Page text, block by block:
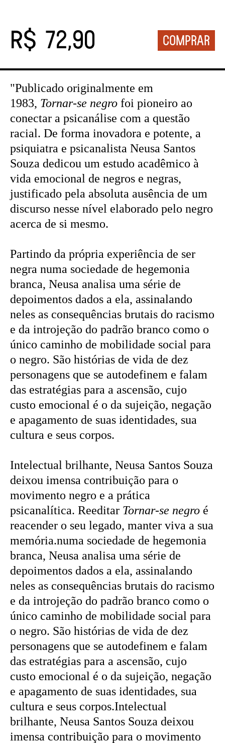
R$ 72,90
"Publicado originalmente em
1983, Tornar-se negro foi pioneiro ao
conectar a psicanálise com a questão
racial. De forma inovadora e potente, a
psiquiatra e psicanalista Neusa Santos
Souza dedicou um estudo acadêmico à
vida emocional de negros e negras,
justificado pela absoluta ausência de um
discurso nesse nível elaborado pelo negro
acerca de si mesmo.
Partindo da própria experiência de ser
negra numa sociedade de hegemonia
branca, Neusa analisa uma série de
depoimentos dados a ela, assinalando
neles as consequências brutais do racismo
e da introjeção do padrão branco como o
único caminho de mobilidade social para
o negro. São histórias de vida de dez
personagens que se autodefinem e falam
das estratégias para a ascensão, cujo
custo emocional é o da sujeição, negação
e apagamento de suas identidades, sua
cultura e seus corpos.
Intelectual brilhante, Neusa Santos Souza
deixou imensa contribuição para o
movimento negro e a prática
psicanalítica. Reeditar Tornar-se negro é
reacender o seu legado, manter viva a sua
memória.numa sociedade de hegemonia
branca, Neusa analisa uma série de
depoimentos dados a ela, assinalando
neles as consequências brutais do racismo
e da introjeção do padrão branco como o
único caminho de mobilidade social para
o negro. São histórias de vida de dez
personagens que se autodefinem e falam
das estratégias para a ascensão, cujo
custo emocional é o da sujeição, negação
e apagamento de suas identidades, sua
cultura e seus corpos.Intelectual
brilhante, Neusa Santos Souza deixou
imensa contribuição para o movimento